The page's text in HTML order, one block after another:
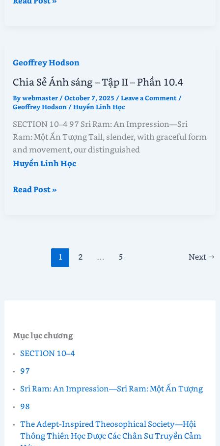
Tập
II
–
Phần
Geoffrey Hodson
Chia Sẻ Ánh sáng – Tập II – Phần 10.4
Bywebmaster /October 7, 2025 /Leave a Comment /
Geoffrey Hodson /Huyền Linh Học
SECTION 10–4 97 Sri Ram: An Impression—Sri
Ram: Một Ấn Tượng Tall, slender, with graceful form
and movement, our distinguished
Huyền Linh Học
Chia
Read Post »
1 2 … 5 Next →
Mục lục chương
SECTION 10–4
97
Sri Ram: An Impression—Sri Ram: Một Ấn Tượng
98
The Adept-Inspired Theosophical Society—Hội
Thông Thiên Học Được Các Chân Sư Truyền Cảm